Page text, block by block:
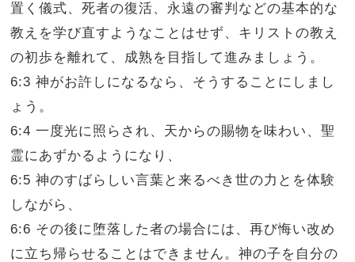
置く儀式、死者の復活、永遠の審判などの基本的な
教えを学び直すようなことはせず、キリストの教え
の初歩を離れて、成熟を目指して進みましょう。
6:3 神がお許しになるなら、そうすることにしまし
ょう。
6:4 一度光に照らされ、天からの賜物を味わい、聖
霊にあずかるようになり、
6:5 神のすばらしい言葉と来るべき世の力とを体験
しながら、
6:6 その後に堕落した者の場合には、再び悔い改め
に立ち帰らせることはできません。神の子を自分の